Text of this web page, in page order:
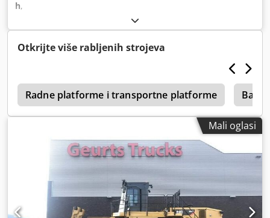
h,
Otkrijte više rabljenih strojeva
Radne platforme i transportne platforme Bager
Mali oglasi